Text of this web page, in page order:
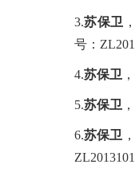
3.苏保卫
号：
4.苏保卫
5.苏保卫
6.苏保卫